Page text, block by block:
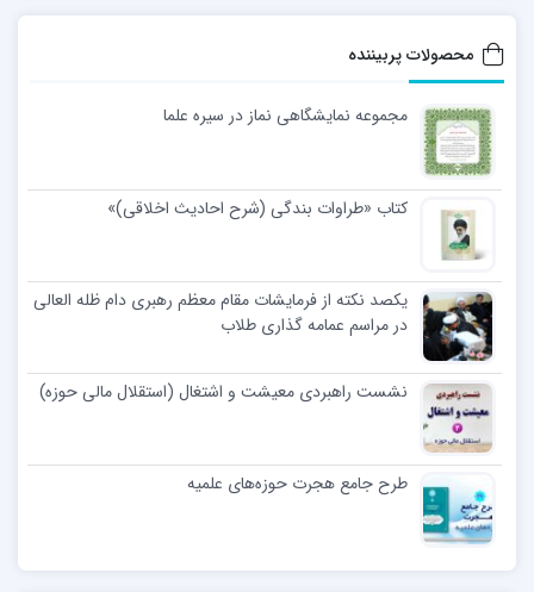
محصولات پربیننده
مجموعه نمایشگاهی نماز در سیره علما
کتاب «طراوات بندگی (شرح احادیث اخلاقی)»
یکصد نکته از فرمایشات مقام معظم رهبری دام ظله العالی
در مراسم عمامه گذاری طلاب
نشست راهبردی معیشت و اشتغال (استقلال مالی حوزه)
طرح جامع هجرت حوزه‌های علمیه